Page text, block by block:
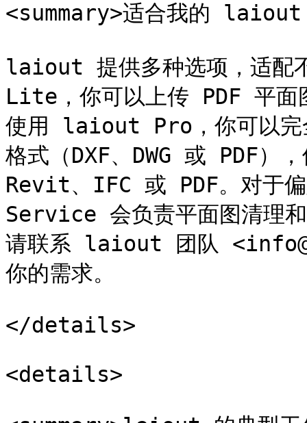
<summary>适合我的 laiout
laiout 提供多种选项，适配
Lite，你可以上传 PDF 平面
使用 laiout Pro，你可以完
格式（DXF、DWG 或 PDF）
Revit、IFC 或 PDF。对于
Service 会负责平面图清理和
请联系 laiout 团队
你的需求。
</details>
<details>